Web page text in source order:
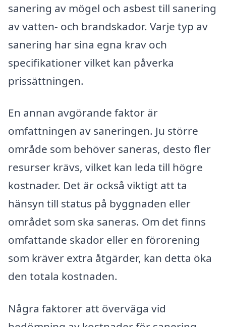
sanering av mögel och asbest till sanering
av vatten- och brandskador. Varje typ av
sanering har sina egna krav och
specifikationer vilket kan påverka
prissättningen.
En annan avgörande faktor är
omfattningen av saneringen. Ju större
område som behöver saneras, desto fler
resurser krävs, vilket kan leda till högre
kostnader. Det är också viktigt att ta
hänsyn till status på byggnaden eller
området som ska saneras. Om det finns
omfattande skador eller en förorening
som kräver extra åtgärder, kan detta öka
den totala kostnaden.
Några faktorer att överväga vid